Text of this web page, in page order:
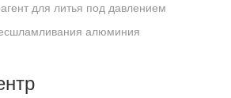
для литья под давлением
алюминия